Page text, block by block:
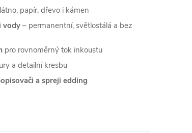
papír, dřevo i kámen
vody – permanentní, světlostálá a bez
pro rovnoměrný tok inkoustu
a detailní kresbu
a spreji edding